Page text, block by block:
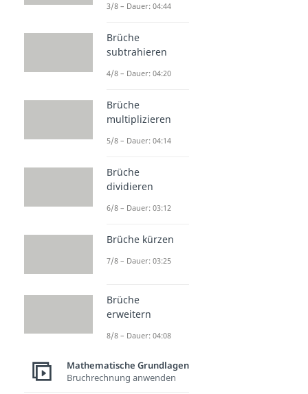
3/8 – Dauer: 04:44
Brüche
subtrahieren
4/8 – Dauer: 04:20
Brüche
multiplizieren
5/8 – Dauer: 04:14
Brüche
dividieren
6/8 – Dauer: 03:12
Brüche kürzen
7/8 – Dauer: 03:25
Brüche
erweitern
8/8 – Dauer: 04:08
Mathematische Grundlagen
Bruchrechnung anwenden